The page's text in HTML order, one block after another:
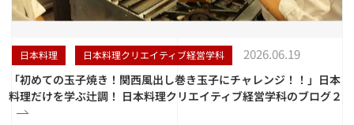
日本料理 日本料理クリエイティブ経営学科 2026.06.19
「初めての玉子焼き！関西風出し巻き玉子にチャレンジ！！」日本
料理だけを学ぶ辻調！ 日本料理クリエイティブ経営学科のブログ２